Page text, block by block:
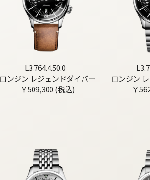
L3.764.4.50.0
ロンジン レジェンドダイバー
￥509,300 (税込)
ロンジン
￥